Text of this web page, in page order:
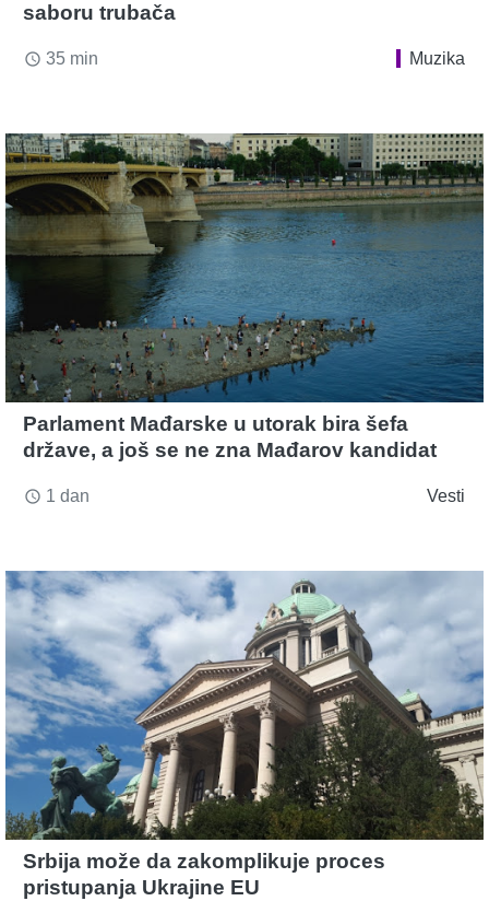
saboru trubača
access_time 35 min Muzika
Parlament Mađarske u utorak bira šefa
države, a još se ne zna Mađarov kandidat
access_time 1 dan Vesti
Srbija može da zakomplikuje proces
pristupanja Ukrajine EU